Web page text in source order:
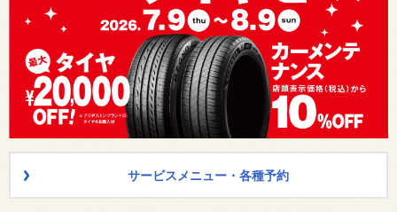
サービスメニュー・各種予約